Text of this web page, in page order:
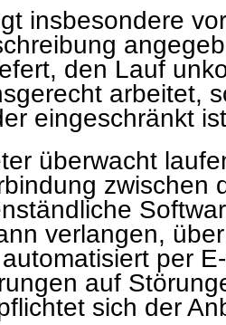
insbesondere
den Lauf
arbeitet,
eingeschränkt
überwacht
zwischen
verlangen,
per
auf
sich der